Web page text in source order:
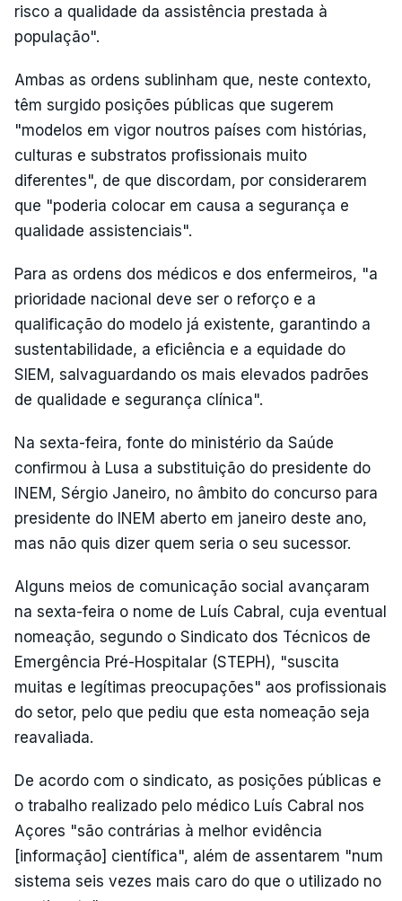
risco a qualidade da assistência prestada à
população".
Ambas as ordens sublinham que, neste contexto,
têm surgido posições públicas que sugerem
"modelos em vigor noutros países com histórias,
culturas e substratos profissionais muito
diferentes", de que discordam, por considerarem
que "poderia colocar em causa a segurança e
qualidade assistenciais".
Para as ordens dos médicos e dos enfermeiros, "a
prioridade nacional deve ser o reforço e a
qualificação do modelo já existente, garantindo a
sustentabilidade, a eficiência e a equidade do
SIEM, salvaguardando os mais elevados padrões
de qualidade e segurança clínica".
Na sexta-feira, fonte do ministério da Saúde
confirmou à Lusa a substituição do presidente do
INEM, Sérgio Janeiro, no âmbito do concurso para
presidente do INEM aberto em janeiro deste ano,
mas não quis dizer quem seria o seu sucessor.
Alguns meios de comunicação social avançaram
na sexta-feira o nome de Luís Cabral, cuja eventual
nomeação, segundo o Sindicato dos Técnicos de
Emergência Pré-Hospitalar (STEPH), "suscita
muitas e legítimas preocupações" aos profissionais
do setor, pelo que pediu que esta nomeação seja
reavaliada.
De acordo com o sindicato, as posições públicas e
o trabalho realizado pelo médico Luís Cabral nos
Açores "são contrárias à melhor evidência
[informação] científica", além de assentarem "num
sistema seis vezes mais caro do que o utilizado no